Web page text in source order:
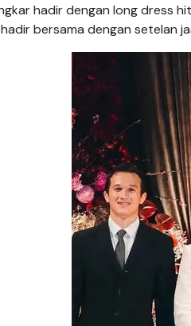
hadir dengan long dress
bersama dengan setelan